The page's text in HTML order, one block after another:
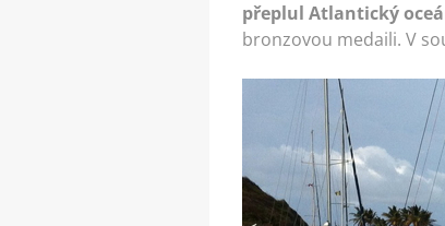
přeplul Atlantický
bronzovou medaili. V